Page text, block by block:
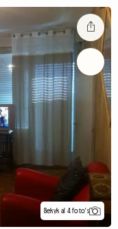
Bekyk al 4 foto's